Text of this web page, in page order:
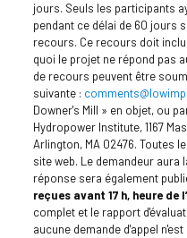
jours. Seuls les participants
pendant ce délai de 60 jours
recours. Ce recours doit
quoi le projet ne répond pas
de recours peuvent être
suivante :
Downer's Mill » en objet, ou
Hydropower Institute, 1167
Arlington, MA 02476. Toutes
site web. Le demandeur
réponse sera également
reçues avant 17 h, heure de
complet et le rapport
aucune demande d'appel